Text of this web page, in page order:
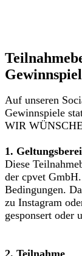
Auf unseren
Gewinnspiele
WIR
1.
Diese
der cpvet
Bedingungen.
zu Instagram
gesponsert oder
2. Teilnahme